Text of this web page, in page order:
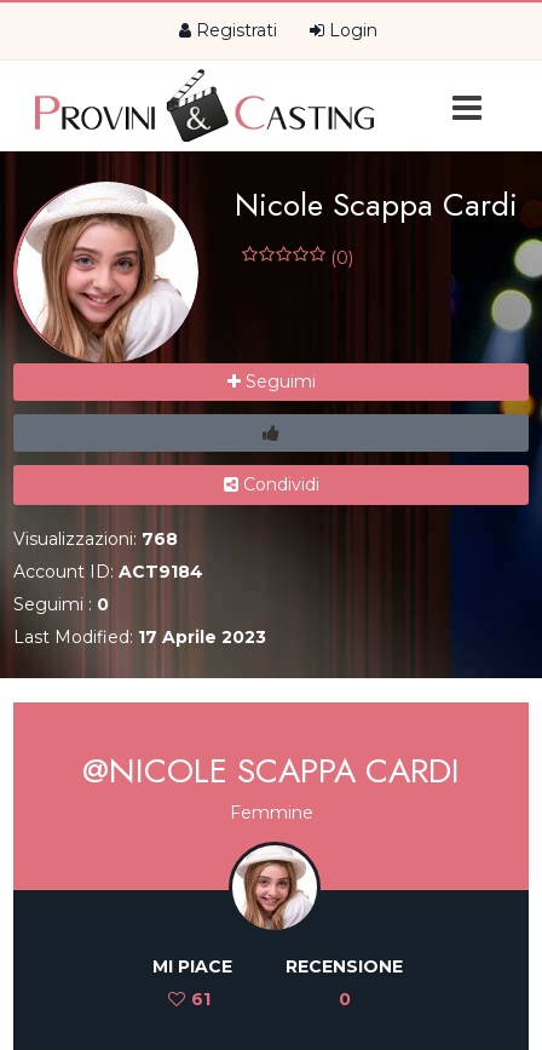
Registrati Login
Nicole Scappa Cardi
(0)
Seguimi
Condividi
Visualizzazioni: 768
Account ID:ACT9184
Seguimi : 0
Last Modified: 17 Aprile 2023
@NICOLE SCAPPA CARDI
Femmine
MI PIACE
61
RECENSIONE
0